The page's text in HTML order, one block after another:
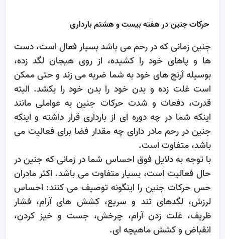
حرکات جنین در هفته بیست و هشتم بارداری
جنین زمانی که در رحم می باشد بسیار فعال است، دست
ها و پاهای خود را کشیده، از روی هیجان لگد زده،
بوسیله آرنج های خود به شما ضربه می زند و حتی ممکن
است غلت زده و بدن خود را بدن خود را بکشد. البته
قدرت، دفعات و شدت حرکات جنین به عواملی مانند
اینکه شما در چه دوره ای از بارداری قرار داشته و اینکه
جنین در رحم مادر دارای چه مقدار فضا برای فعالیت می
باشد، متفاوت است.
با توجه به دلایل فوق احساس شما در زمانی که جنین در
حال فعالیت است، بسیار متفاوت می باشد. اکثر مادران
حس حرکات جنین را اینگونه توصیف می کنند: احساس
لرزش، لگدهای تند و سریع، کشش های آرام، فشار
ظریف، غلت زدن آرام، چرخش، جست و خیز کردن،
انقباض و کشش ماهیچه ای.